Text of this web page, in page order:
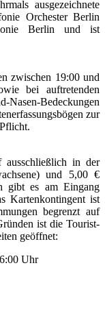
ausgezeichnete
Orchester Berlin
Berlin und ist
zwischen 19:00 und
bei auftretenden
Bedeckungen
zur
ausschließlich in der
und 5,00 €
gibt es am Eingang
Kartenkontingent ist
begrenzt auf
ist die Tourist-
geöffnet:
Uhr